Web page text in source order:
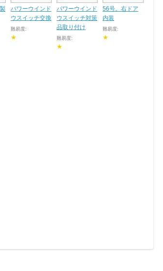
パワーウインド
ウスイッチ交換
難易度:
★
パワーウインド
ウスイッチ対策
品取り付け
難易度:
★
56号。右ドア
内装
難易度:
★